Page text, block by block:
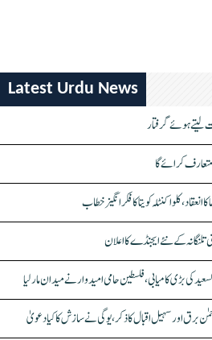
Latest Urdu News
کرائے گا
کلواکنٹلہ کویتا کا فکر انگیز خطاب
تلنگانہ کے نئے ایجنڈے کا اعلان
کی بڑی کامیابی، فلسطین حامی امیدوار نے میدان مار لیا
برق اور سہیل اقبال کا ذکر، یوگی نے سازش کا کیا دعویٰ